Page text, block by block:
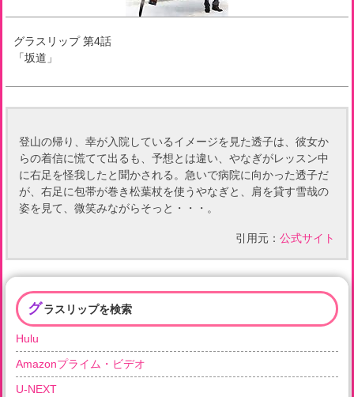
グラスリップ第4話
「坂道 」
登山の帰り、幸が入院しているイメージを見た透子は、彼女か
らの着信に慌てて出るも、予想とは違い、やなぎがレッスン中
に右足を怪我したと聞かされる。急いで病院に向かった透子だ
が、右足に包帯が巻き松葉杖を使うやなぎと、肩を貸す雪哉の
姿を見て、微笑みながらそっと・・・。
引用元： 公式サイト
グラスリップを検索
Hulu
Amazonプライム・ビデオ
U-NEXT